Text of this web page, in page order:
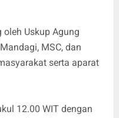
Uskup Agung
MSC, dan
serta aparat
12.00 WIT dengan